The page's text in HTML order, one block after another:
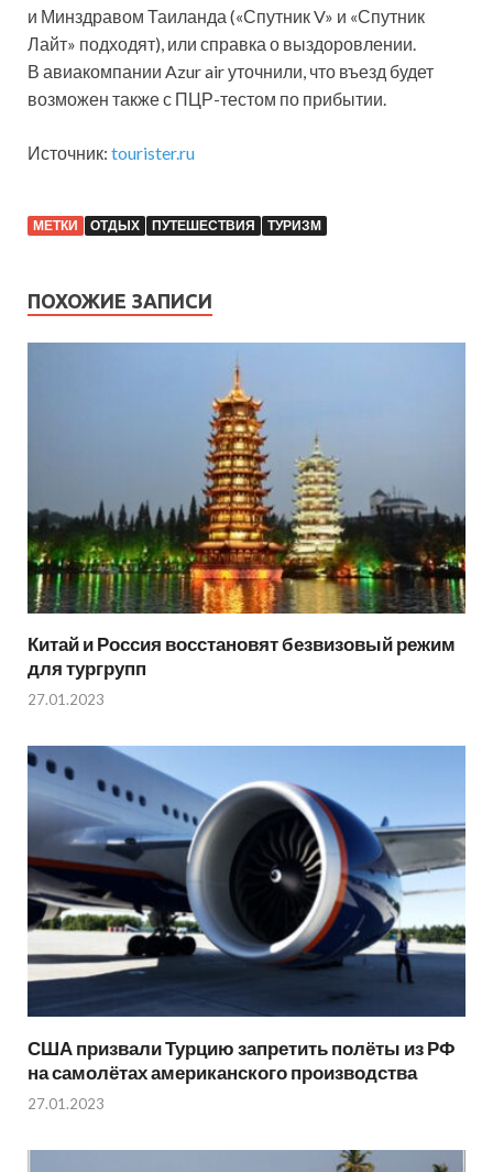
и Минздравом Таиланда («Спутник V» и «Спутник
Лайт» подходят), или справка о выздоровлении.
В авиакомпании Azur air уточнили, что въезд будет
возможен также с ПЦР-тестом по прибытии.
Источник: tourister.ru
МЕТКИ ОТДЫХ ПУТЕШЕСТВИЯ ТУРИЗМ
ПОХОЖИЕ ЗАПИСИ
Китай и Россия восстановят безвизовый режим
для тургрупп
27.01.2023
США призвали Турцию запретить полёты из РФ
на самолётах американского производства
27.01.2023